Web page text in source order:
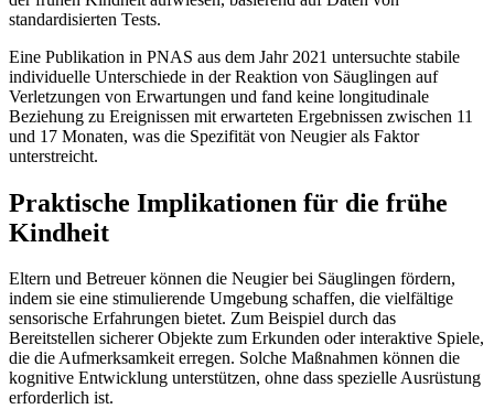
standardisierten Tests.
Eine Publikation in PNAS aus dem Jahr 2021 untersuchte stabile
individuelle Unterschiede in der Reaktion von Säuglingen auf
Verletzungen von Erwartungen und fand keine longitudinale
Beziehung zu Ereignissen mit erwarteten Ergebnissen zwischen 11
und 17 Monaten, was die Spezifität von Neugier als Faktor
unterstreicht.
Praktische Implikationen für die frühe
Kindheit
Eltern und Betreuer können die Neugier bei Säuglingen fördern,
indem sie eine stimulierende Umgebung schaffen, die vielfältige
sensorische Erfahrungen bietet. Zum Beispiel durch das
Bereitstellen sicherer Objekte zum Erkunden oder interaktive Spiele,
die die Aufmerksamkeit erregen. Solche Maßnahmen können die
kognitive Entwicklung unterstützen, ohne dass spezielle Ausrüstung
erforderlich ist.